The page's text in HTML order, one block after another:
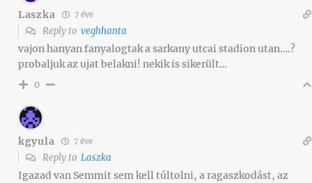
Laszka 7 éve
Reply to veghhanta
vajon hanyan fanyalogtak a sarkany utcai stadion utan….?
probaljuk az ujat belakni! nekik is sikerült…
0
kgyula 7 éve
Reply to Laszka
Igazad van Semmit sem kell túltolni, a ragaszkodást, az